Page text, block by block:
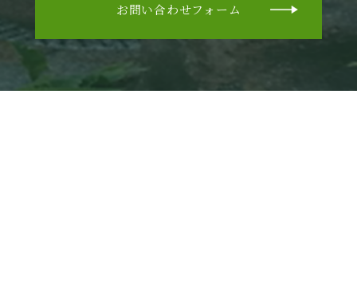
お問い合わせフォーム